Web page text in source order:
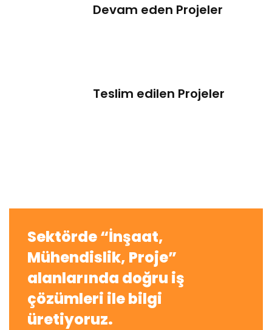
Devam eden Projeler
Teslim edilen Projeler
Sektörde “İnşaat,
Mühendislik, Proje”
alanlarında doğru iş
çözümleri ile bilgi
üretiyoruz.